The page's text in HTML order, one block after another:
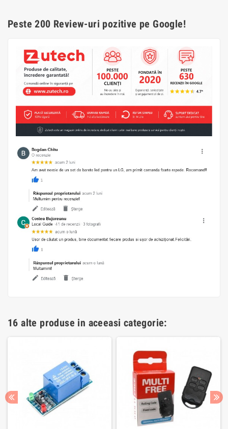
Peste 200 Review-uri pozitive pe Google!
16 alte produse in aceeasi categorie: